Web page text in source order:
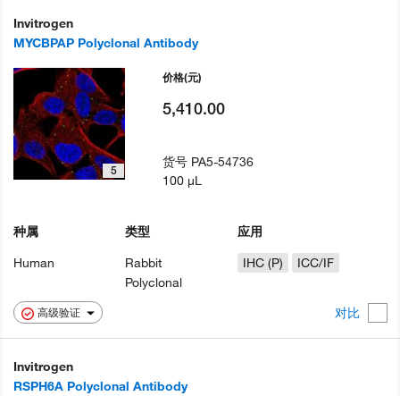
Invitrogen
MYCBPAP Polyclonal Antibody
高级验证 对比
5
种属
Human
类型
Rabbit
Polyclonal
应用
IHC (P)
ICC/IF
价格(元)
5,410.00
货号 PA5-54736
100 µL
Invitrogen
RSPH6A Polyclonal Antibody